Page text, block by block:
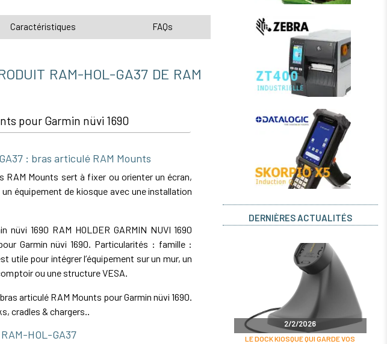
Caractéristiques FAQs
RAM-HOL-GA37 DE RAM
pour Garmin nüvi 1690
: bras articulé RAM Mounts
RAM Mounts sert à fixer ou orienter un écran,
équipement de kiosque avec une installation
nüvi 1690 RAM HOLDER GARMIN NUVI 1690
Garmin nüvi 1690. Particularités : famille :
utile pour intégrer l’équipement sur un mur, un
ou une structure VESA.
articulé RAM Mounts pour Garmin nüvi 1690.
cradles & chargers..
HOL-GA37
DERNIÈRES ACTUALITÉS
2/2/2026
LE DOCK KIOSQUE QUI GARDE VOS